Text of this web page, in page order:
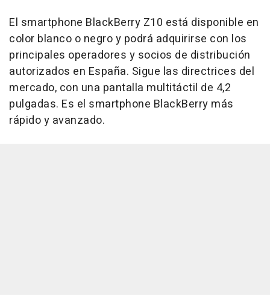
El smartphone BlackBerry Z10 está disponible en
color blanco o negro y podrá adquirirse con los
principales operadores y socios de distribución
autorizados en España. Sigue las directrices del
mercado, con una pantalla multitáctil de 4,2
pulgadas. Es el smartphone BlackBerry más
rápido y avanzado.